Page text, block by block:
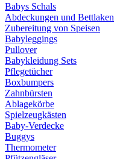
Babys Schals
Abdeckungen und Bettlaken
Zubereitung von Speisen
Babyleggings
Pullover
Babykleidung Sets
Pflegetücher
Boxbumpers
Zahnbürsten
Ablagekörbe
Spielzeugkästen
Baby-Verdecke
Buggys
Thermometer